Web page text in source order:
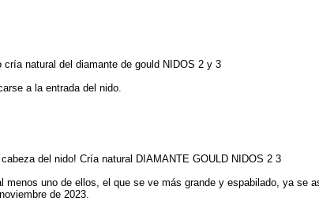
natural del diamante de gould NIDOS 2 y 3
a la entrada del nido.
del nido! Cría natural DIAMANTE GOULD NIDOS 2 3
menos uno de ellos, el que se ve más grande y espabilado, ya se
de 2023.